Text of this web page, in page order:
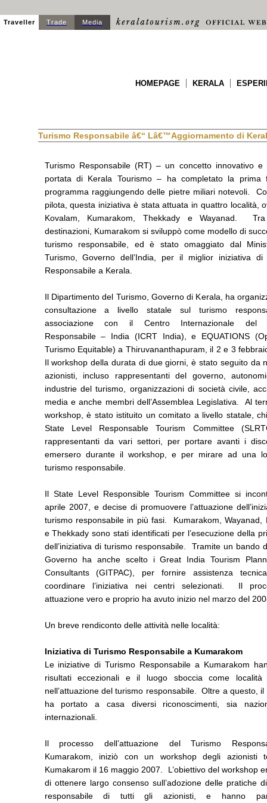
Traveller Trade Media
HOMEPAGE KERALA
Turismo Responsabile â€“ Lâ€™Aggiornamento di
Turismo Responsabile (RT) – un concetto innovativo e
portata di Kerala Tourismo – ha completato la prima
programma raggiungendo delle pietre miliari notevoli.
pilota, questa iniziativa è stata attuata in quattro
Kovalam, Kumarakom, Thekkady e Wayanad.
destinazioni, Kumarakom si sviluppò come modello di
turismo responsabile, ed è stato omaggiato dal
Turismo, Governo dell’India, per il miglior iniziativa di
Responsabile a Kerala.
Il Dipartimento del Turismo, Governo di Kerala, ha
consultazione a livello statale sul turismo
associazione con il Centro Internazionale del
Responsabile – India (ICRT India), e EQUATIONS
Turismo Equitable) a Thiruvananthapuram, il 2 e 3
Il workshop della durata di due giorni, è stato seguito da
azionisti, incluso rappresentanti del governo,
industrie del turismo, organizzazioni di società civile,
media e anche membri dell’Assemblea Legislativa. Al
workshop, è stato istituito un comitato a livello statale,
State Level Responsable Tourism Committee
rappresentanti da vari settori, per portare avanti i
emersero durante il workshop, e per mirare ad una
turismo responsabile.
Il State Level Responsible Tourism Committee si
aprile 2007, e decise di promuovere l’attuazione
turismo responsabile in più fasi. Kumarakom, Wayanad,
e Thekkady sono stati identificati per l’esecuzione della
dell’iniziativa di turismo responsabile. Tramite un bando
Governo ha anche scelto i Great India Tourism
Consultants (GITPAC), per fornire assistenza
coordinare l’iniziativa nei centri selezionati. Il
attuazione vero e proprio ha avuto inizio nel marzo del
Un breve rendiconto delle attività nelle località:
Iniziativa di Turismo Responsabile a Kumarakom
Le iniziative di Turismo Responsabile a Kumarakom
risultati eccezionali e il luogo sboccia come località
nell’attuazione del turismo responsabile. Oltre a questo, il
ha portato a casa diversi riconoscimenti, sia
internazionali.
Il processo dell’attuazione del Turismo
Kumarakom, iniziò con un workshop degli azionisti
Kumakarom il 16 maggio 2007. L’obiettivo del workshop
di ottenere largo consenso sull’adozione delle pratiche
responsabile di tutti gli azionisti, e hanno